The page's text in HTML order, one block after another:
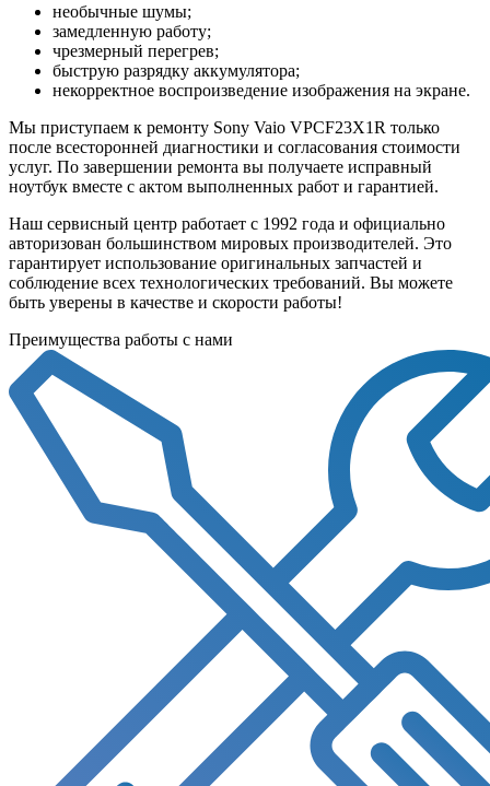
необычные шумы;
замедленную работу;
чрезмерный перегрев;
быструю разрядку аккумулятора;
некорректное воспроизведение изображения на экране.
Мы приступаем к ремонту Sony Vaio VPCF23X1R только
после всесторонней диагностики и согласования стоимости
услуг. По завершении ремонта вы получаете исправный
ноутбук вместе с актом выполненных работ и гарантией.
Наш сервисный центр работает с 1992 года и официально
авторизован большинством мировых производителей. Это
гарантирует использование оригинальных запчастей и
соблюдение всех технологических требований. Вы можете
быть уверены в качестве и скорости работы!
Преимущества работы с нами